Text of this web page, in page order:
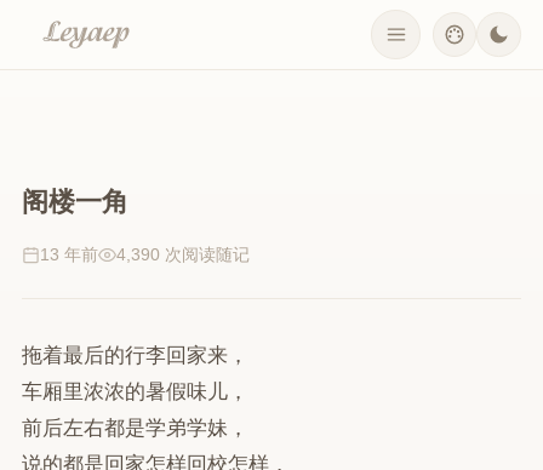
阁楼一角
13 年前 4,390 次阅读 随记
拖着最后的行李回家来，
车厢里浓浓的暑假味儿，
前后左右都是学弟学妹，
说的都是回家怎样回校怎样，